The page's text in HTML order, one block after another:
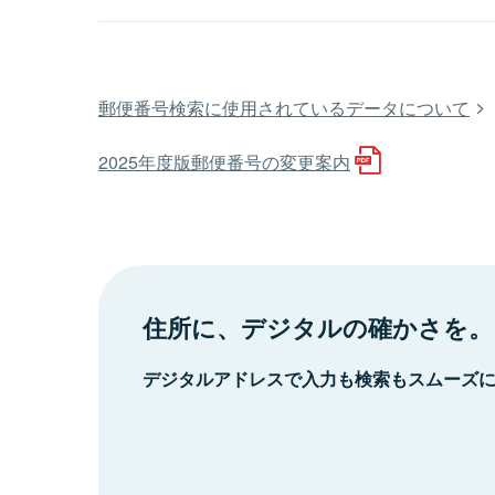
郵便番号検索に使用されているデータについて
2025年度版郵便番号の変更案内
住所に、デジタルの確かさを。
デジタルアドレスで入力も検索もスムーズ